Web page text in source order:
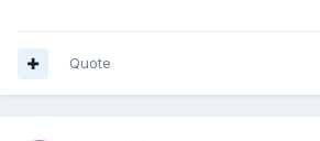
Quote